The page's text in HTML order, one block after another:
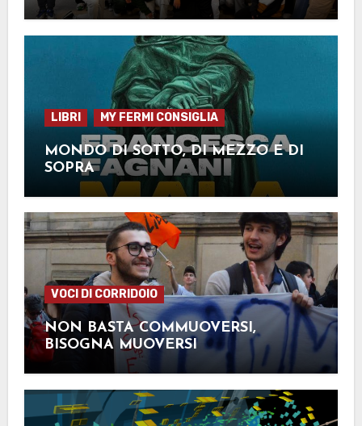
LIBRI MY FERMI CONSIGLIA
MONDO DI SOTTO, DI MEZZO E DI
SOPRA
VOCI DI CORRIDOIO
NON BASTA COMMUOVERSI,
BISOGNA MUOVERSI